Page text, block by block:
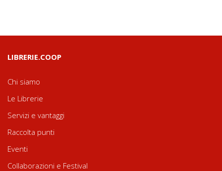
LIBRERIE.COOP
Chi siamo
Le Librerie
Servizi e vantaggi
Raccolta punti
Eventi
Collaborazioni e Festival